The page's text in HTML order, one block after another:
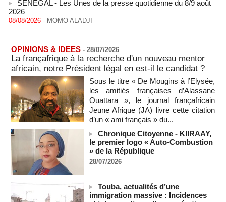
2026
08/08/2026
A Ceuta, les enfants migrants risquent d'être victimes de
07/08/2026 -
Les Bourses mondiales touchent des sommets après
l'emploi américain
07/08/2026 -
"Construction de la Grande Côte D'ivoire" : Le Président
Alassane Ouattara appelle à la contribution de toutes les forces
vives de la nation
07/08/2026 -
Polémique à l’Assemblée nationale : Yaël Braun-Pivet se dit
"dépassée" par les critiques concernant le nouveau pavillon
07/08/2026 -
Depuis le « cessez-le-feu » à Gaza, les forces israéliennes
07/08/2026 -
OPINIONS & IDEES - 28/07/2026
La françafrique à la recherche d'un nouveau mentor
africain, notre Président légal en est-il le candidat ?
Sous le titre « De Mougins à l’Elysée,
les amitiés françaises d’Alassane
Ouattara », le journal françafricain
Jeune Afrique (JA) livre cette citation
d’un « ami français » du...
Chronique Citoyenne - KIIRAAY,
le premier logo « Auto-Combustion
» de la République
28/07/2026
Touba, actualités d’une
immigration massive : Incidences